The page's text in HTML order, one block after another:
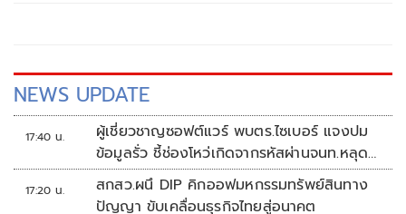
NEWS UPDATE
17:40 น.
ผู้เชี่ยวชาญซอฟต์แวร์ พบตร.ไซเบอร์ แจงปม
ข้อมูลรั่ว ชี้ช่องโหว่เกิดจากรหัสผ่านจนท.หลุด
ไม่ใช่ถูกแฮกระบบ
17:20 น.
สกสว.ผนึ DIP คิกออฟมหกรรมทรัพย์สินทาง
ปัญญา ขับเคลื่อนธุรกิจไทยสู่อนาคต